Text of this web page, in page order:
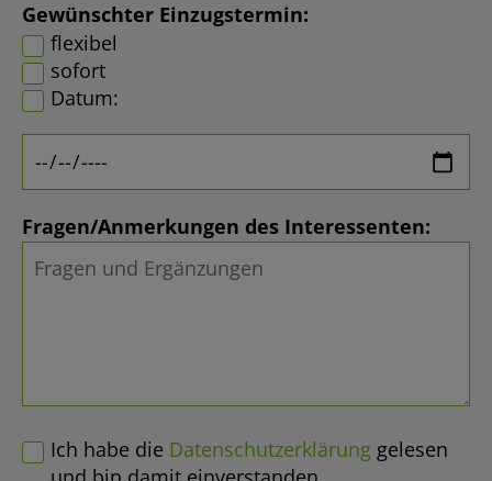
Gewünschter Einzugstermin:
flexibel
sofort
Datum:
Fragen/Anmerkungen des Interessenten:
Ich habe die Datenschutzerklärung gelesen